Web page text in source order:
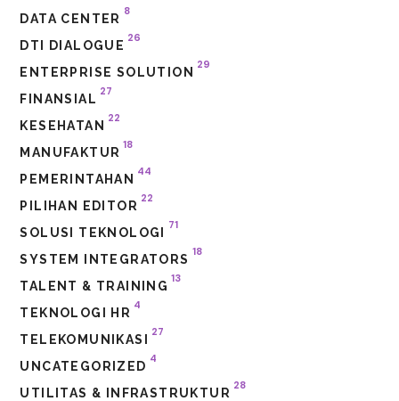
DATA CENTER
8
DTI DIALOGUE
26
ENTERPRISE SOLUTION
29
FINANSIAL
27
KESEHATAN
22
MANUFAKTUR
18
PEMERINTAHAN
44
PILIHAN EDITOR
22
SOLUSI TEKNOLOGI
71
SYSTEM INTEGRATORS
18
TALENT & TRAINING
13
TEKNOLOGI HR
4
TELEKOMUNIKASI
27
UNCATEGORIZED
4
UTILITAS & INFRASTRUKTUR
28